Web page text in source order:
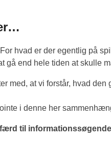
hvad er der egentlig på
gå end hele tiden at skulle
med, at vi forstår, hvad
i denne her
til